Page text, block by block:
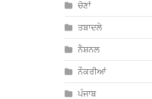
ਚੋਣਾਂ
ਤਬਾਦਲੇ
ਨੈਸ਼ਨਲ
ਨੌਕਰੀਆਂ
ਪੰਜਾਬ